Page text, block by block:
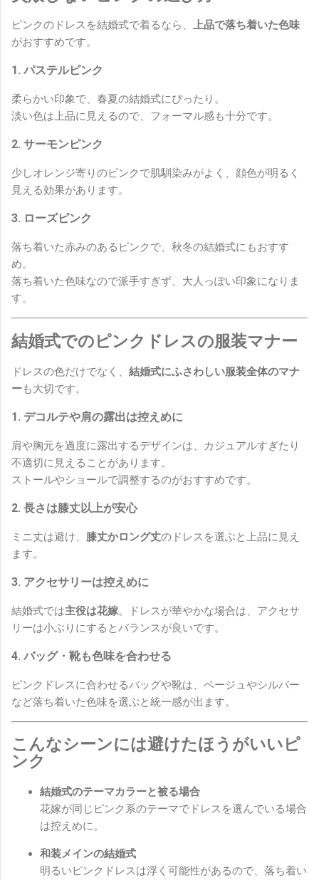
ピンクのドレスを結婚式で着るなら、 上品で落ち着いた色味
がおすすめです。
1. パステルピンク
柔らかい印象で、春夏の結婚式にぴったり。
淡い色は上品に見えるので、フォーマル感も十分です。
2. サーモンピンク
少しオレンジ寄りのピンクで肌馴染みがよく、顔色が明るく
見える効果があります。
3. ローズピンク
落ち着いた赤みのあるピンクで、秋冬の結婚式にもおすす
め。
落ち着いた色味なので派手すぎず、大人っぽい印象になりま
す。
結婚式でのピンクドレスの服装マナー
ドレスの色だけでなく、 結婚式にふさわしい服装全体のマナ
ーも大切です。
1. デコルテや肩の露出は控えめに
肩や胸元を過度に露出するデザインは、カジュアルすぎたり
不適切に見えることがあります。
ストールやショールで調整するのがおすすめです。
2. 長さは膝丈以上が安心
ミニ丈は避け、 膝丈かロング丈のドレスを選ぶと上品に見え
ます。
3. アクセサリーは控えめに
結婚式では主役は花嫁。ドレスが華やかな場合は、アクセサ
リーは小ぶりにするとバランスが良いです。
4. バッグ・靴も色味を合わせる
ピンクドレスに合わせるバッグや靴は、ベージュやシルバー
など落ち着いた色味を選ぶと統一感が出ます。
こんなシーンには避けたほうがいいピ
ンク
結婚式のテーマカラーと被る場合
花嫁が同じピンク系のテーマでドレスを選んでいる場合
は控えめに。
和装メインの結婚式
明るいピンクドレスは浮く可能性があるので、落ち着い